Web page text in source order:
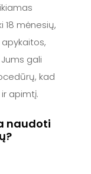
18 mėnesių,
gali
kad
apimtį.
naudoti